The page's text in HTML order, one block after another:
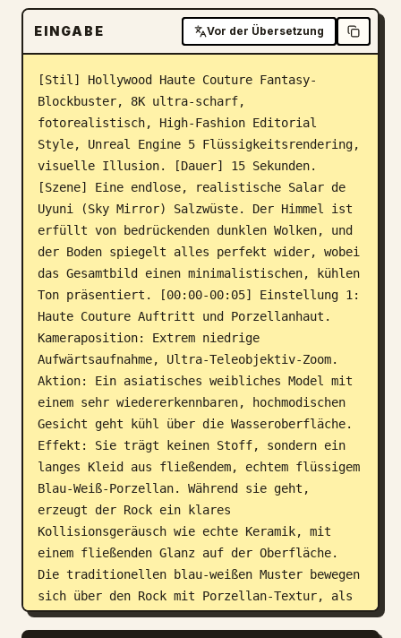
EINGABE Vor der Übersetzung
[Stil] Hollywood Haute Couture Fantasy-
Blockbuster, 8K ultra-scharf,
fotorealistisch, High-Fashion Editorial
Style, Unreal Engine 5 Flüssigkeitsrendering,
visuelle Illusion. [Dauer] 15 Sekunden.
[Szene] Eine endlose, realistische Salar de
Uyuni (Sky Mirror) Salzwüste. Der Himmel ist
erfüllt von bedrückenden dunklen Wolken, und
der Boden spiegelt alles perfekt wider, wobei
das Gesamtbild einen minimalistischen, kühlen
Ton präsentiert. [00:00-00:05] Einstellung 1:
Haute Couture Auftritt und Porzellanhaut.
Kameraposition: Extrem niedrige
Aufwärtsaufnahme, Ultra-Teleobjektiv-Zoom.
Aktion: Ein asiatisches weibliches Model mit
einem sehr wiedererkennbaren, hochmodischen
Gesicht geht kühl über die Wasseroberfläche.
Effekt: Sie trägt keinen Stoff, sondern ein
langes Kleid aus fließendem, echtem flüssigem
Blau-Weiß-Porzellan. Während sie geht,
erzeugt der Rock ein klares
Kollisionsgeräusch wie echte Keramik, mit
einem fließenden Glanz auf der Oberfläche.
Die traditionellen blau-weißen Muster bewegen
sich über den Rock mit Porzellan-Textur, als
wären sie lebendig. [00:05-00:10] Einstellung